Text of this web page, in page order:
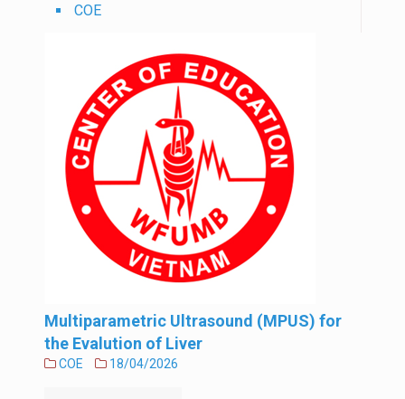
COE
Multiparametric Ultrasound (MPUS) for
the Evalution of Liver
COE 18/04/2026